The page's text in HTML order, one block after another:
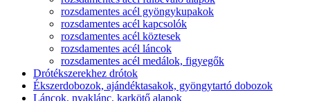
rozsdamentes acél gyöngykupakok
rozsdamentes acél kapcsolók
rozsdamentes acél köztesek
rozsdamentes acél láncok
rozsdamentes acél medálok, figyegők
Drótékszerekhez drótok
Ékszerdobozok, ajándéktasakok, gyöngytartó dobozok
Láncok, nyaklánc, karkötő alapok